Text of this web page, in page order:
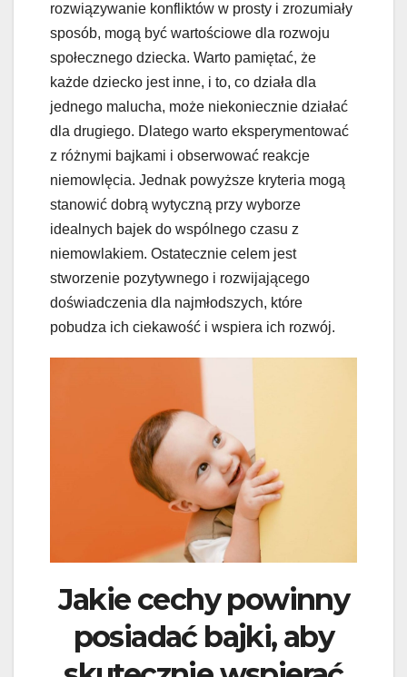
rozwiązywanie konfliktów w prosty i zrozumiały
sposób, mogą być wartościowe dla rozwoju
społecznego dziecka. Warto pamiętać, że
każde dziecko jest inne, i to, co działa dla
jednego malucha, może niekoniecznie działać
dla drugiego. Dlatego warto eksperymentować
z różnymi bajkami i obserwować reakcje
niemowlęcia. Jednak powyższe kryteria mogą
stanowić dobrą wytyczną przy wyborze
idealnych bajek do wspólnego czasu z
niemowlakiem. Ostatecznie celem jest
stworzenie pozytywnego i rozwijającego
doświadczenia dla najmłodszych, które
pobudza ich ciekawość i wspiera ich rozwój.
Jakie cechy powinny
posiadać bajki, aby